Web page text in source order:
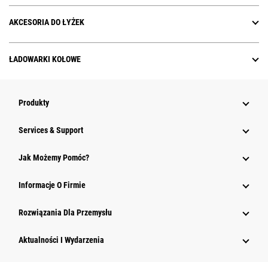
AKCESORIA DO ŁYŻEK
ŁADOWARKI KOŁOWE
Produkty
Services & Support
Jak Możemy Pomóc?
Informacje O Firmie
Rozwiązania Dla Przemysłu
Aktualności I Wydarzenia